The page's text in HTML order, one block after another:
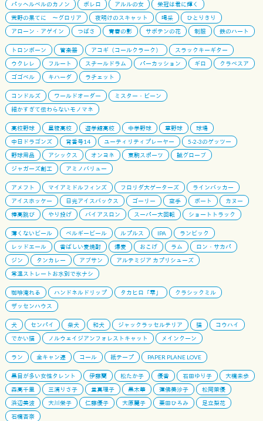
パッヘルベルのカノン ボレロ アルルの女
栄冠は君に輝く
荒野の果てに 〜グロリア
夜明けのスキャット 喝采
ひとりきり
アローン・アゲイン
つばさ 青春の影 サボテンの花 制服 鉄のハート
トロンボーン 管楽器 アコギ（コールクラーク）
スラックキーギター
ウクレレ
フルート スチールドラム パーカッション ギロ
クラベスア
ゴゴベル
キハーダ ラチェット
コンドルズ ワールドオーダー
ミスター・ビーン
細かすぎて伝わらないモノマネ
高校野球 星稜高校 遊学館高校 中学野球 草野球
球場
中日ドラゴンズ
背番号14 ユーティリティプレーヤー
5-2-3のゲッツー
野球用品
アシックス オンヨネ 東駒スポーツ
誠グローブ
ジャガーズ創工
アミノバリュー
アメフト マイアミドルフィンズ フロリダ大ゲーターズ
ラインバッカー
アイスホッケー
日光アイスバックス ゴーリー 空手 ボート
カヌー
棒高跳び
やり投げ バイアスロン スーパー大回転 ショートトラック
薄くないビール ベルギービール ルプルス IPA
ランビック
レッドエール
香ばしい麦焼酎 爆麦 おこげ ラム
ロン・サカパ
ジン
タンカレー アブサン
アルテミジア カプリシューズ
常温ストレートお水別で氷ナシ
珈琲淹れる ハンドネルドリップ タカヒロ「雫」
クラシックミル
ザッセンハウス
犬 センパイ 柴犬 和犬 ジャックラッセルテリア 猫
コウハイ
でかい猫
ノルウェイジアンフォレストキャット メインクーン
ラン 全キャン連 コール 紙テープ PAPER PLANE LOVE
黒目が多い女性タレント 伊藤蘭 松たか子 優香 石田ゆり子
大橋未歩
森高千里
三浦りさ子 堂真理子 黒木華 蓮佛美沙子
松岡茉優
浜辺美波
大川栄子 仁藤優子 大原麗子 栗田ひろみ
足立梨花
石橋杏奈